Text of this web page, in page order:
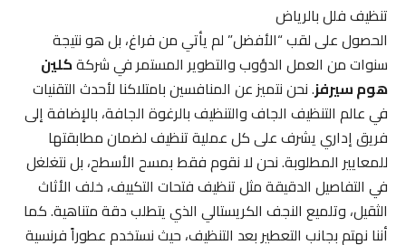
تنظيف فلل بالرياض
الحصول على لقب “الأفضل” لم يأتي من فراغ، بل هو نتيجة
سنوات من العمل الدؤوب والتطوير المستمر في شركةكلين
هوم سيرفز. نحن نتميز عن المنافسين بامتلاكنا لأحدث التقنيات
في عالم التنظيف الجاف والتنظيف بالرغوة الجافة، بالإضافة إلى
فريق إداري يشرف على كل عملية تنظيف لضمان مطابقتها
للمعايير المطلوبة. نحن لا نقوم فقط بمسح الأسطح، بل نتغلغل
في التفاصيل الدقيقة مثل تنظيف فتحات التكييف، خلف الأثاث
الثقيل، وتلميع النجف الكريستالي الذي يتطلب دقة متناهية. كما
أننا نهتم بجانب التعطير بعد التنظيف، حيث نستخدم عطوراً فرنسية